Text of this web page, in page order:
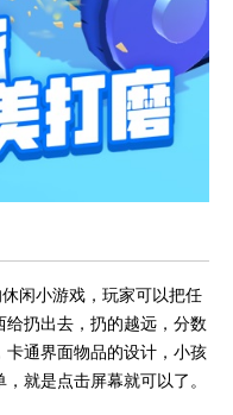
闲小游戏，玩家可以把任
扔出去，扔的越远，分数
通界面物品的设计，小孩
就是点击屏幕就可以了。